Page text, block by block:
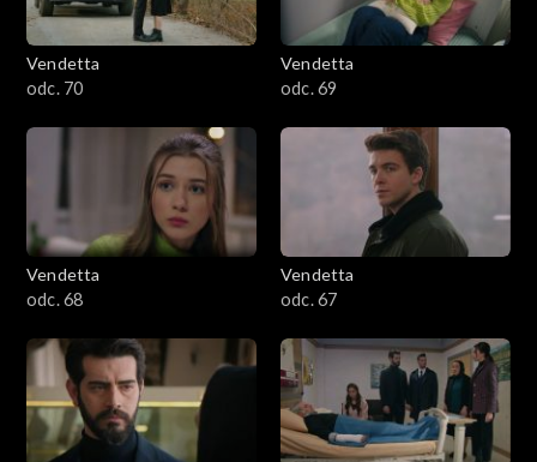
Vendetta
odc. 70
Vendetta
odc. 69
Vendetta
odc. 68
Vendetta
odc. 67